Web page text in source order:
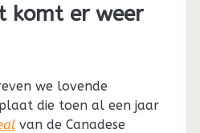
komt er weer
we lovende
die toen al een jaar
van de Canadese